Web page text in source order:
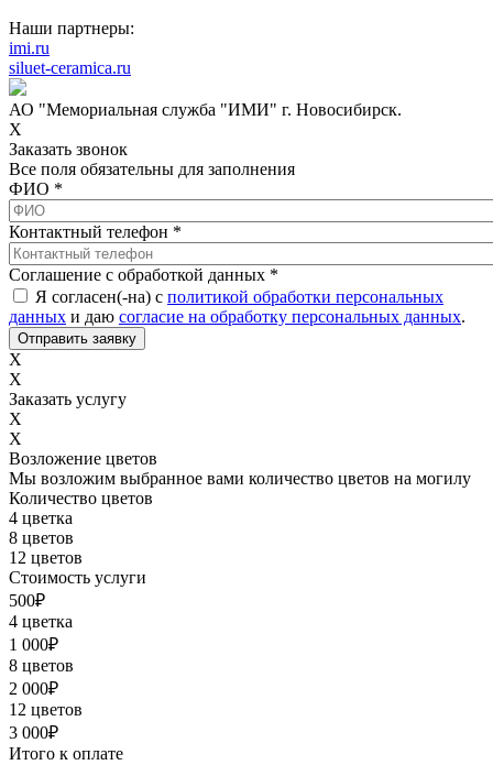
Наши партнеры:
imi.ru
siluet-ceramica.ru
АО "Мемориальная служба "ИМИ" г. Новосибирск.
X
Заказать звонок
Все поля обязательны для заполнения
ФИО *
Контактный телефон *
Соглашение с обработкой данных *
Я согласен(-на) с политикой обработки персональных
данных и даю согласие на обработку персональных данных.
X
X
Заказать услугу
X
X
Возложение цветов
Мы возложим выбранное вами количество цветов на могилу
Количество цветов
4 цветка
8 цветов
12 цветов
Стоимость услуги
500₽
4 цветка
1 000₽
8 цветов
2 000₽
12 цветов
3 000₽
Итого к оплате